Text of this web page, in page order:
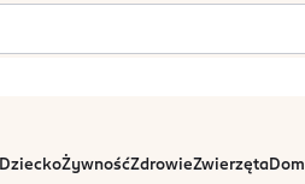
DzieckoŻywnośćZdrowieZwierzęta